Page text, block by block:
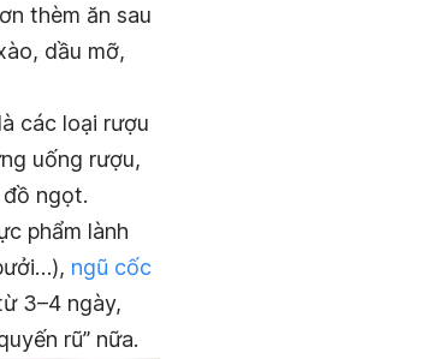
thèm ăn sau
dầu mỡ,
các loại rượu
uống rượu,
ngọt.
phẩm lành
ngũ cốc
3–4 ngày,
rũ” nữa.